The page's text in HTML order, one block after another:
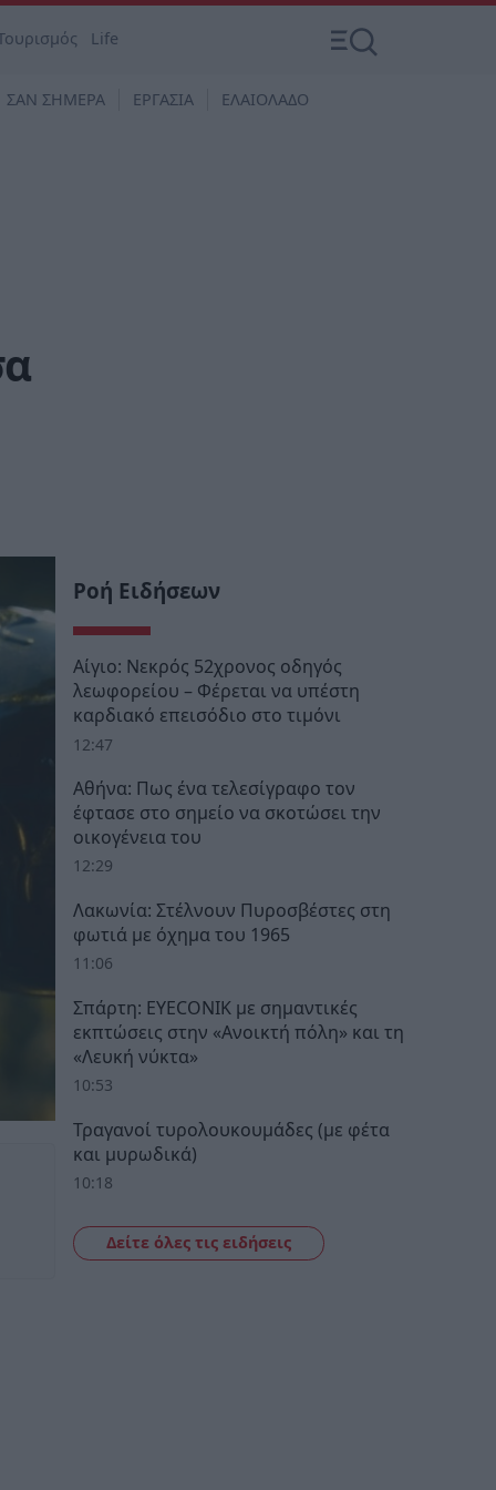
Life
ΣΑΝ ΣΗΜΕΡΑ ΕΡΓΑΣΙΑ ΕΛΑΙΟΛΑΔΟ
Ροή Ειδήσεων
Αίγιο: Νεκρός 52χρονος οδηγός
λεωφορείου – Φέρεται να υπέστη
καρδιακό επεισόδιο στο τιμόνι
12:47
Αθήνα: Πως ένα τελεσίγραφο τον
έφτασε στο σημείο να σκοτώσει την
οικογένεια του
12:29
Λακωνία: Στέλνουν Πυροσβέστες στη
φωτιά με όχημα του 1965
11:06
Σπάρτη: EYECONIK με σημαντικές
εκπτώσεις στην «Ανοικτή πόλη» και τη
«Λευκή νύκτα»
10:53
Τραγανοί τυρολουκουμάδες (με φέτα
και μυρωδικά)
10:18
Δείτε όλες τις ειδήσεις